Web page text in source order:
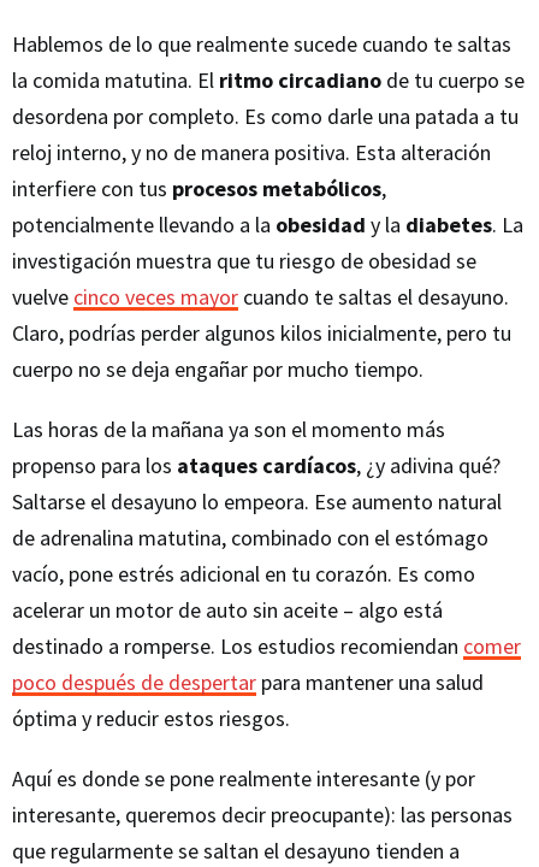
Hablemos de lo que realmente sucede cuando te saltas
la comida matutina. El ritmo circadiano de tu cuerpo se
desordena por completo. Es como darle una patada a tu
reloj interno, y no de manera positiva. Esta alteración
interfiere con tus procesos metabólicos,
potencialmente llevando a la obesidad y la diabetes. La
investigación muestra que tu riesgo de obesidad se
vuelve cinco veces mayor cuando te saltas el desayuno.
Claro, podrías perder algunos kilos inicialmente, pero tu
cuerpo no se deja engañar por mucho tiempo.
Las horas de la mañana ya son el momento más
propenso para los ataques cardíacos, ¿y adivina qué?
Saltarse el desayuno lo empeora. Ese aumento natural
de adrenalina matutina, combinado con el estómago
vacío, pone estrés adicional en tu corazón. Es como
acelerar un motor de auto sin aceite – algo está
destinado a romperse. Los estudios recomiendan comer
poco después de despertar para mantener una salud
óptima y reducir estos riesgos.
Aquí es donde se pone realmente interesante (y por
interesante, queremos decir preocupante): las personas
que regularmente se saltan el desayuno tienden a